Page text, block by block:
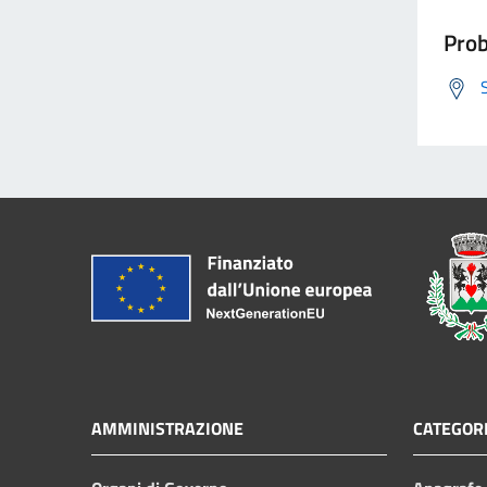
AMMINISTRAZIONE